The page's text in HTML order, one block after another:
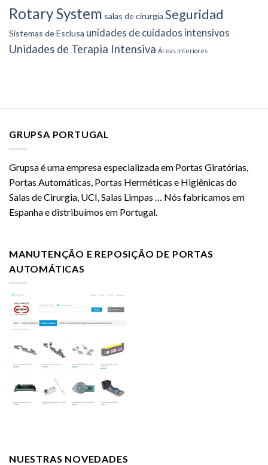
Rotary System salas de cirurgia Seguridad
Sistemas de Esclusa unidades de cuidados intensivos
Unidades de Terapia Intensiva Áreas interiores
GRUPSA PORTUGAL
Grupsa é uma empresa especializada em Portas Giratórias,
Portas Automáticas, Portas Herméticas e Higiênicas do
Salas de Cirurgia, UCI, Salas Limpas … Nós fabricamos em
Espanha e distribuímos em Portugal.
MANUTENÇÃO E REPOSIÇÃO DE PORTAS
AUTOMÁTICAS
NUESTRAS NOVEDADES